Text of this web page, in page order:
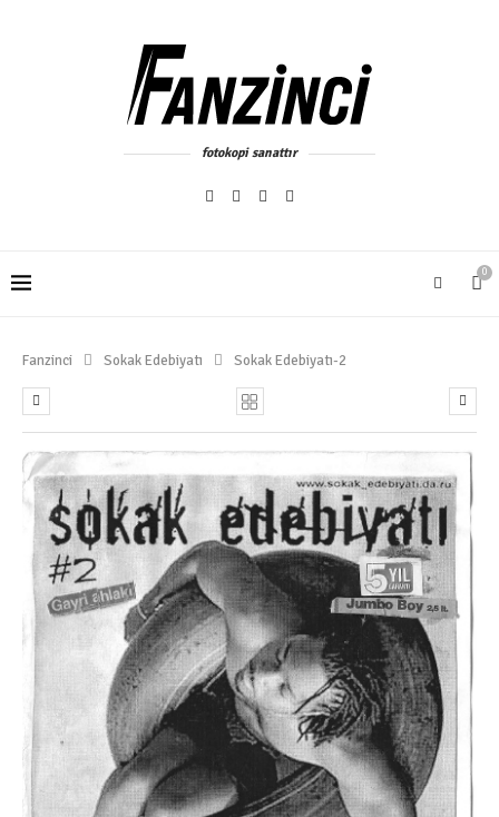
fotokopi sanattır
0
Fanzinci Sokak Edebiyatı Sokak Edebiyatı-2